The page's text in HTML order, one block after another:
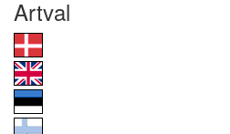
Artval